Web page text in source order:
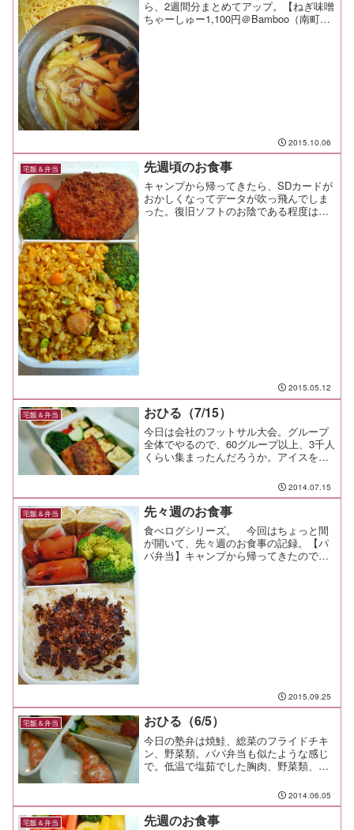
ら、2週間分まとめてアップ。【ねぎ味噌
ちゃーしゅー1,100円＠Bamboo（南町
2015.10.06
宅飯＆弁当 先週頃のお食事
キャンプから帰ってきたら、SDカードが
おかしくなってデータが吹っ飛んでしま
った。復旧ソフトのお陰である程度はデ
2015.05.12
宅飯＆弁当 おひる（7/15）
今日は会社のフットサル大会。グループ
全体でやるので、60グループ以上、3千人
くらい集まったんだろうか。アイスを差
んなよく頑張ってたなー。球技の苦手な
俺には無理だわ。 すごいや。もちろ
ん、応援に行く前に塾弁...
2014.07.15
宅飯＆弁当 先々週のお食事
食べログシリーズ。 今回はちょっと間
が開いて、先々週のお食事の記録。【パ
パ弁当】キャンプから帰ってきたので、
2015.09.25
宅飯＆弁当 おひる（6/5）
今日の塾弁は焼鮭、総菜のフライドチキ
ン、野菜類。パパ弁当も似たような感じ
で。低温で塩茹でした胸肉、野菜類、味
2014.06.05
宅飯＆弁当 先週のお食事